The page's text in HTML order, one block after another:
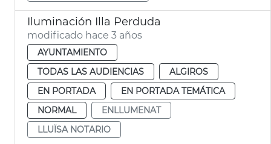
Iluminación Illa Perduda
modificado hace 3 años
AYUNTAMIENTO
TODAS LAS AUDIENCIAS
ALGIROS
EN PORTADA
EN PORTADA TEMÁTICA
NORMAL
ENLLUMENAT
LLUÏSA NOTARIO